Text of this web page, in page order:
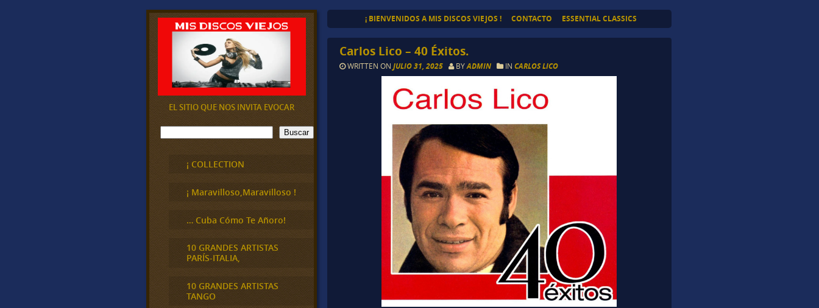
¡ BIENVENIDOS A MIS DISCOS VIEJOS ! CONTACTO ESSENTIAL CLASSICS
Carlos Lico – 40 Éxitos.
WRITTEN ONJULIO 31, 2025 BYADMIN INCARLOS LICO
EL SITIO QUE NOS INVITA EVOCAR
B
u
Buscar
¡ COLLECTION
¡ Maravilloso,Maravilloso !
… Cuba Cómo Te Añoro!
10 GRANDES ARTISTAS
PARÍS-ITALIA,
10 GRANDES ARTISTAS
TANGO